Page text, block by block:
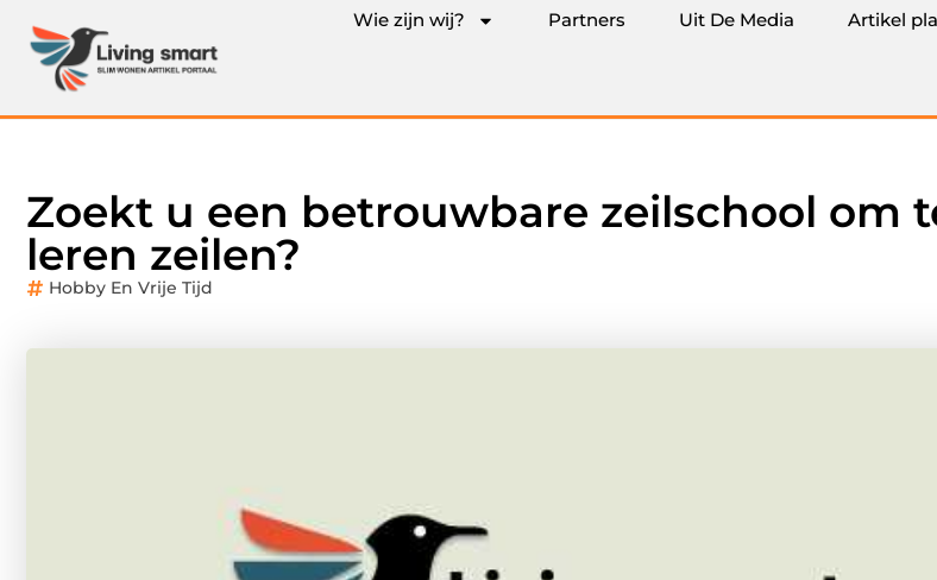
Wie zijn wij? Partners Uit De Media Artikel
Zoekt u een betrouwbare zeilschool om
leren zeilen?
Hobby En Vrije Tijd